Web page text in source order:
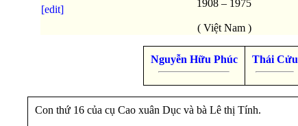
[edit]
1908 – 1975
( Việt Nam )
Nguyễn Hữu Phúc Thái Cửu
Con thứ 16 của cụ Cao xuân Dục và bà Lê thị Tính.